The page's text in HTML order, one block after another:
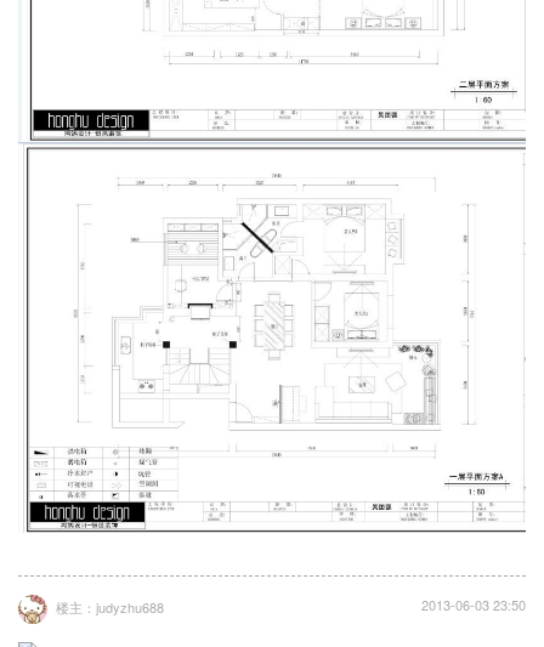
楼主：judyzhu688 2013-06-03 23:50